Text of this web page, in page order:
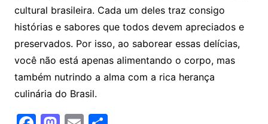
cultural brasileira. Cada um deles traz consigo
histórias e sabores que todos devem apreciados e
preservados. Por isso, ao saborear essas delícias,
você não está apenas alimentando o corpo, mas
também nutrindo a alma com a rica herança
culinária do Brasil.